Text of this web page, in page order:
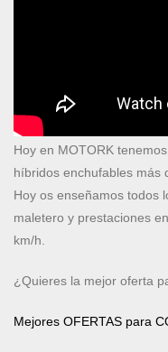
Hoy en MOTORK
híbridos enchufables más
Hoy os enseñamos todos
maletero y prestaciones
km/h.
¿Quieres la mejor oferta
Mejores OFERTAS para